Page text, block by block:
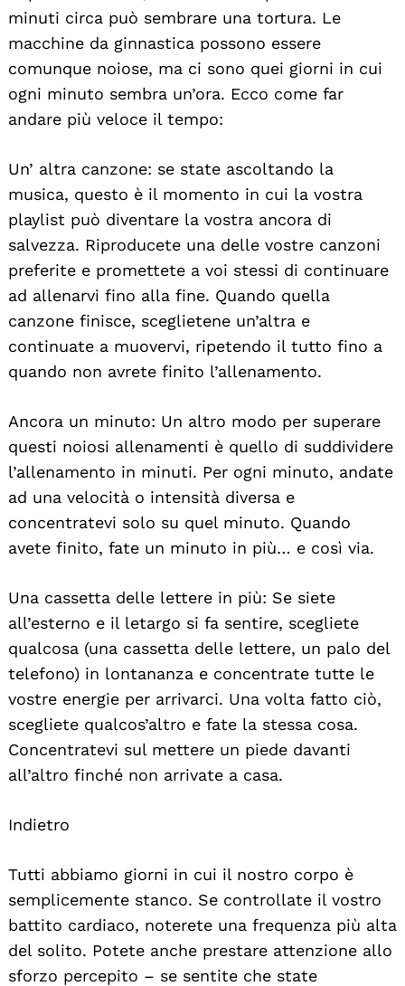
minuti circa può sembrare una tortura. Le
macchine da ginnastica possono essere
comunque noiose, ma ci sono quei giorni in cui
ogni minuto sembra un’ora. Ecco come far
andare più veloce il tempo:
Un’ altra canzone: se state ascoltando la
musica, questo è il momento in cui la vostra
playlist può diventare la vostra ancora di
salvezza. Riproducete una delle vostre canzoni
preferite e promettete a voi stessi di continuare
ad allenarvi fino alla fine. Quando quella
canzone finisce, sceglietene un’altra e
continuate a muovervi, ripetendo il tutto fino a
quando non avrete finito l’allenamento.
Ancora un minuto: Un altro modo per superare
questi noiosi allenamenti è quello di suddividere
l’allenamento in minuti. Per ogni minuto, andate
ad una velocità o intensità diversa e
concentratevi solo su quel minuto. Quando
avete finito, fate un minuto in più… e così via.
Una cassetta delle lettere in più: Se siete
all’esterno e il letargo si fa sentire, scegliete
qualcosa (una cassetta delle lettere, un palo del
telefono) in lontananza e concentrate tutte le
vostre energie per arrivarci. Una volta fatto ciò,
scegliete qualcos’altro e fate la stessa cosa.
Concentratevi sul mettere un piede davanti
all’altro finché non arrivate a casa.
Indietro
Tutti abbiamo giorni in cui il nostro corpo è
semplicemente stanco. Se controllate il vostro
battito cardiaco, noterete una frequenza più alta
del solito. Potete anche prestare attenzione allo
sforzo percepito – se sentite che state